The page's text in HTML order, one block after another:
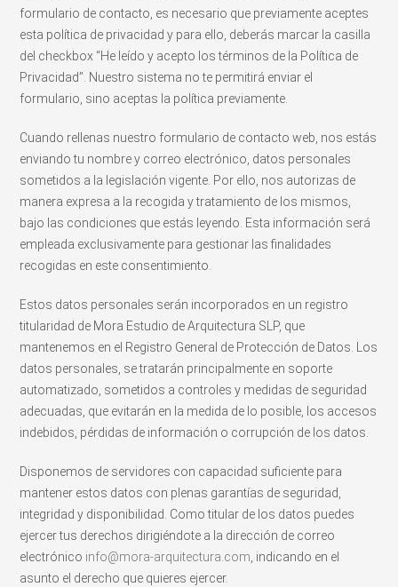
formulario de contacto, es necesario que previamente aceptes
esta política de privacidad y para ello, deberás marcar la casilla
del checkbox “He leído y acepto los términos de la Política de
Privacidad”. Nuestro sistema no te permitirá enviar el
formulario, sino aceptas la política previamente.
Cuando rellenas nuestro formulario de contacto web, nos estás
enviando tu nombre y correo electrónico, datos personales
sometidos a la legislación vigente. Por ello, nos autorizas de
manera expresa a la recogida y tratamiento de los mismos,
bajo las condiciones que estás leyendo. Esta información será
empleada exclusivamente para gestionar las finalidades
recogidas en este consentimiento.
Estos datos personales serán incorporados en un registro
titularidad de Mora Estudio de Arquitectura SLP, que
mantenemos en el Registro General de Protección de Datos. Los
datos personales, se tratarán principalmente en soporte
automatizado, sometidos a controles y medidas de seguridad
adecuadas, que evitarán en la medida de lo posible, los accesos
indebidos, pérdidas de información o corrupción de los datos.
Disponemos de servidores con capacidad suficiente para
mantener estos datos con plenas garantías de seguridad,
integridad y disponibilidad. Como titular de los datos puedes
ejercer tus derechos dirigiéndote a la dirección de correo
electrónico info@mora-arquitectura.com , indicando en el
asunto el derecho que quieres ejercer.